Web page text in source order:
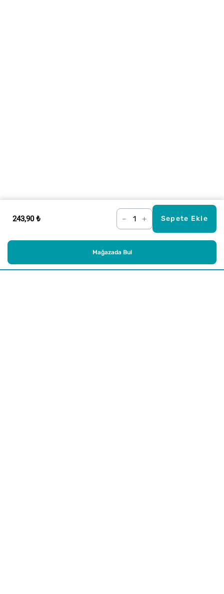
243,90 ₺ – + Sepete Ekle
Mağazada Bul